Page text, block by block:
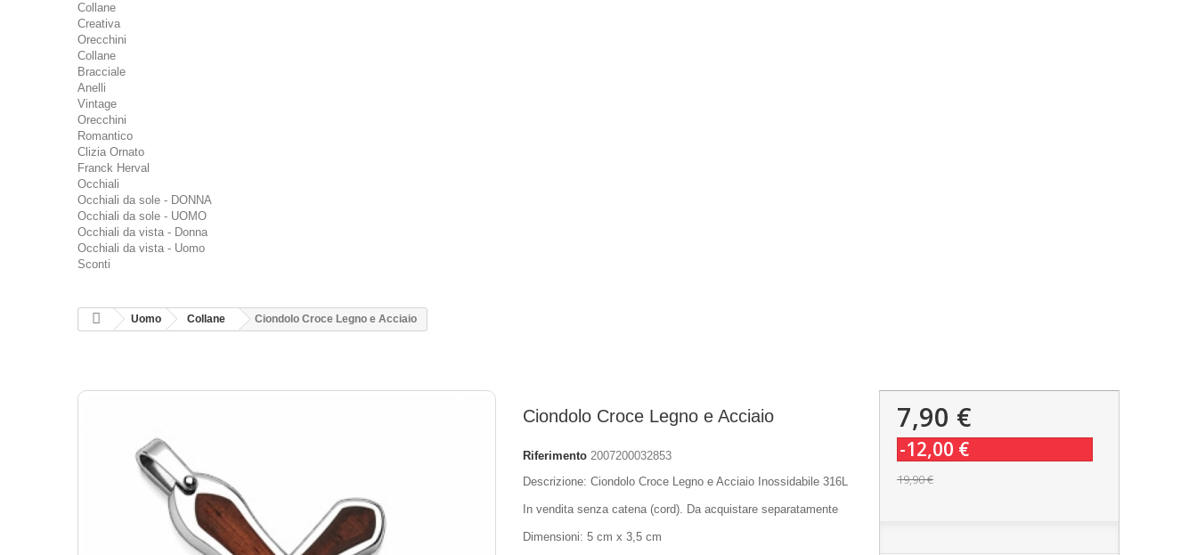
Collane
Creativa
Orecchini
Collane
Bracciale
Anelli
Vintage
Orecchini
Romantico
Clizia Ornato
Franck Herval
Occhiali
Occhiali da sole - DONNA
Occhiali da sole - UOMO
Occhiali da vista - Donna
Occhiali da vista - Uomo
Sconti
Uomo Collane Ciondolo Croce Legno e Acciaio
Ciondolo Croce Legno e Acciaio
Riferimento 2007200032853
Descrizione: Ciondolo Croce Legno e Acciaio Inossidabile 316L
In vendita senza catena (cord). Da acquistare separatamente
Dimensioni: 5 cm x 3,5 cm
7,90 €
-12,00 €
19,90 €